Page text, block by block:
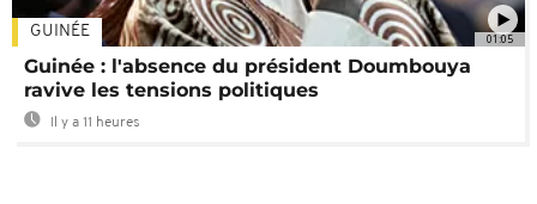
01:05
GUINÉE
Guinée : l'absence du président Doumbouya
ravive les tensions politiques
Il y a 11 heures